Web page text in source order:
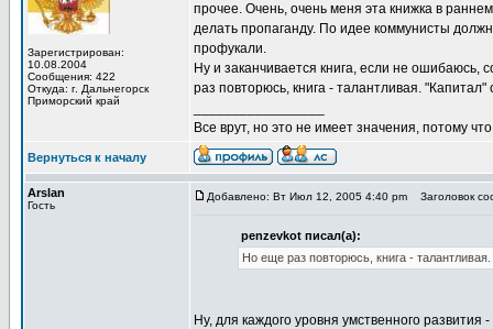
Зарегистрирован:
10.08.2004
Сообщения: 422
Откуда: г. Дальнегорск
Приморский край
прочее. Очень, очень меня эта книжка в
делать пропаганду. По идее коммунисты
профукали.
Ну и заканчивается книга, если не
раз повторюсь, книга - талантливая. "Капитал"
Все врут, но это не имеет значения, потому
Вернуться к началу
Arslan
Гость
Добавлено: Вт Июл 12, 2005 4:40 pm Заголовок
penzevkot писал(а):
Но еще раз повторюсь, книга -
Ну, для каждого уровня умственного